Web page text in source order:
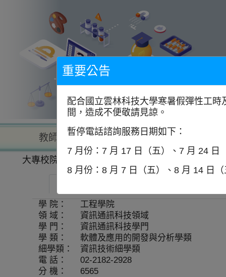
教師查詢 學校查詢
大專校院一覽表
學 院：
工程學院
領 域：
資訊通訊科技領域
學 門：
資訊通訊科技學門
學 類：
軟體及應用的開發與分析學類
細學類：
資訊技術細學類
電 話：
02-2182-2928
分 機：
6565
重要公告
配合國立雲林科技大學寒暑假彈性工
間，造成不便敬請見諒。
暫停電話諮詢服務日期如下：
7 月份：7 月 17 日（五）、7 月 24 日
8 月份：8 月 7 日（五）、8 月 14 日（